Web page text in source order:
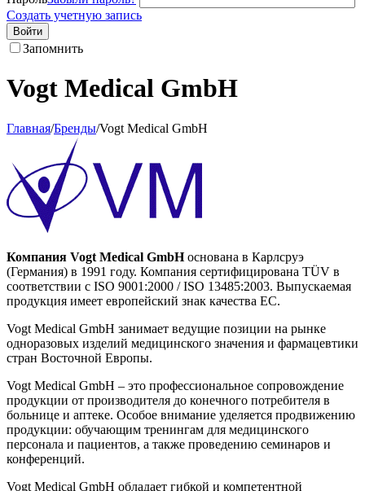
Создать учетную запись
Войти
Запомнить
Vogt Medical GmbH
Главная/Бренды/Vogt Medical GmbH
Компания Vogt Medical GmbHоснована в Карлсруэ
(Германия) в 1991 году. Компания сертифицирована TÜV в
соответствии с ISO 9001:2000 / ISO 13485:2003. Выпускаемая
продукция имеет европейский знак качества ЕС.
Vogt Medical GmbH занимает ведущие позиции на рынке
одноразовых изделий медицинского значения и фармацевтики
стран Восточной Европы.
Vogt Medical GmbH – это профессиональное сопровождение
продукции от производителя до конечного потребителя в
больнице и аптеке. Особое внимание уделяется продвижению
продукции: обучающим тренингам для медицинского
персонала и пациентов, а также проведению семинаров и
конференций.
Vogt Medical GmbH обладает гибкой и компетентной